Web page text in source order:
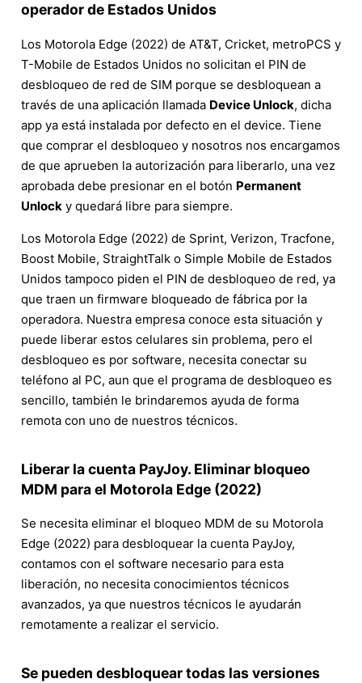
operador de Estados Unidos
Los Motorola Edge (2022) de AT&T, Cricket, metroPCS y
T-Mobile de Estados Unidos no solicitan el PIN de
desbloqueo de red de SIM porque se desbloquean a
través de una aplicación llamada Device Unlock, dicha
app ya está instalada por defecto en el device. Tiene
que comprar el desbloqueo y nosotros nos encargamos
de que aprueben la autorización para liberarlo, una vez
aprobada debe presionar en el botón Permanent
Unlock y quedará libre para siempre.
Los Motorola Edge (2022) de Sprint, Verizon, Tracfone,
Boost Mobile, StraightTalk o Simple Mobile de Estados
Unidos tampoco piden el PIN de desbloqueo de red, ya
que traen un firmware bloqueado de fábrica por la
operadora. Nuestra empresa conoce esta situación y
puede liberar estos celulares sin problema, pero el
desbloqueo es por software, necesita conectar su
teléfono al PC, aun que el programa de desbloqueo es
sencillo, también le brindaremos ayuda de forma
remota con uno de nuestros técnicos.
Liberar la cuenta PayJoy. Eliminar bloqueo
MDM para el Motorola Edge (2022)
Se necesita eliminar el bloqueo MDM de su Motorola
Edge (2022) para desbloquear la cuenta PayJoy,
contamos con el software necesario para esta
liberación, no necesita conocimientos técnicos
avanzados, ya que nuestros técnicos le ayudarán
remotamente a realizar el servicio.
Se pueden desbloquear todas las versiones